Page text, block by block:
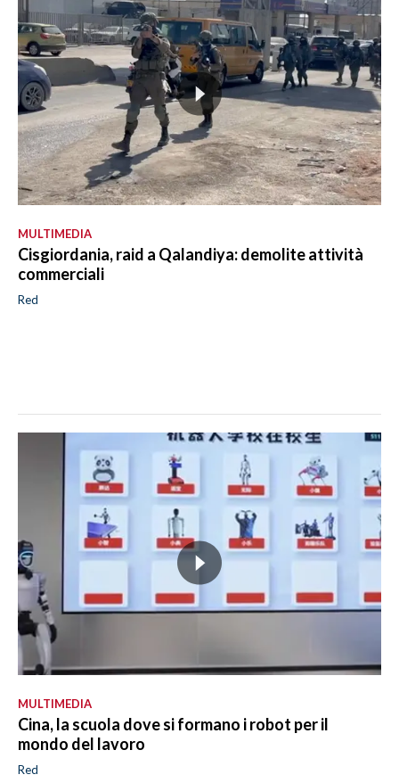
MULTIMEDIA
Cisgiordania, raid a Qalandiya: demolite attività
commerciali
Red
MULTIMEDIA
Cina, la scuola dove si formano i robot per il
mondo del lavoro
Red